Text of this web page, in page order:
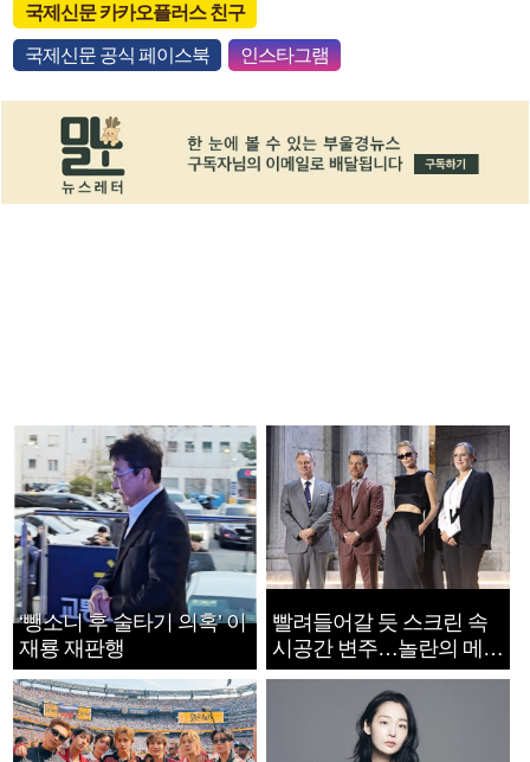
국제신문 카카오플러스 친구
국제신문 공식 페이스북 인스타그램
‘뺑소니 후 술타기 의혹’ 이
재룡 재판행
빨려들어갈 듯 스크린 속
시공간 변주…놀란의 메시
지는 ‘전쟁 속죄’